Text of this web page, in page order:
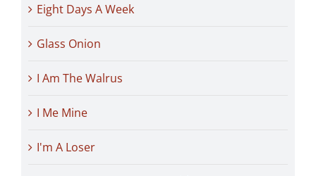
Eight Days A Week
Glass Onion
I Am The Walrus
I Me Mine
I'm A Loser